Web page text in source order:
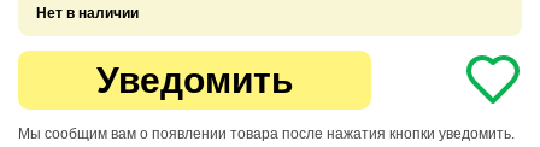
Нет в наличии
Уведомить
Мы сообщим вам о появлении товара после нажатия кнопки уведомить.